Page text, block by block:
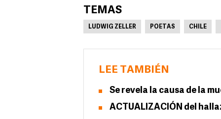
TEMAS
LUDWIG ZELLER POETAS CHILE
LEE TAMBIÉN
Se revela la causa de la
ACTUALIZACIÓN del